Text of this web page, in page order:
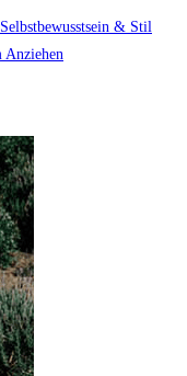
& Stil
Anziehen